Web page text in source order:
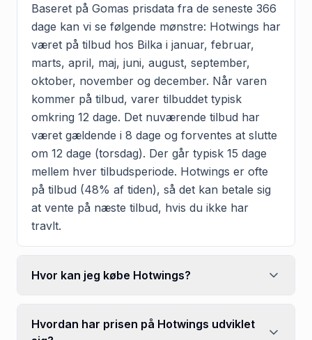
Baseret på Gomas prisdata fra de seneste 366
dage kan vi se følgende mønstre: Hotwings har
været på tilbud hos Bilka i januar, februar,
marts, april, maj, juni, august, september,
oktober, november og december. Når varen
kommer på tilbud, varer tilbuddet typisk
omkring 12 dage. Det nuværende tilbud har
været gældende i 8 dage og forventes at slutte
om 12 dage (torsdag). Der går typisk 15 dage
mellem hver tilbudsperiode. Hotwings er ofte
på tilbud (48% af tiden), så det kan betale sig
at vente på næste tilbud, hvis du ikke har
travlt.
Hvor kan jeg købe Hotwings?
Hvordan har prisen på Hotwings udviklet